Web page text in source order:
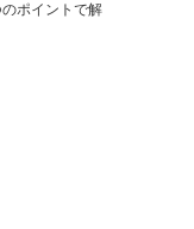
ポイントで解